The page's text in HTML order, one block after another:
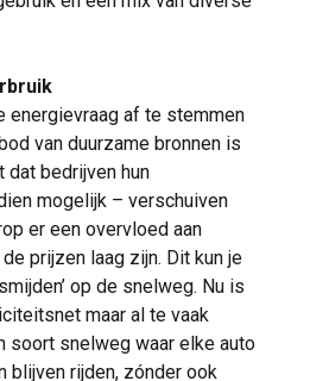
energievraag af te stemmen
van duurzame bronnen is
dat bedrijven hun
mogelijk – verschuiven
er een overvloed aan
prijzen laag zijn. Dit kun je
op de snelweg. Nu is
maar al te vaak
soort snelweg waar elke auto
blijven rijden, zónder ook